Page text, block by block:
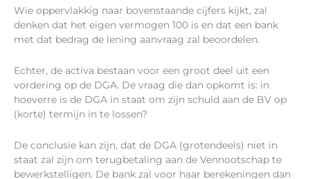
Wie oppervlakkig naar bovenstaande cijfers kijkt, zal
denken dat het eigen vermogen 100 is en dat een bank
met dat bedrag de lening aanvraag zal beoordelen.
Echter, de activa bestaan voor een groot deel uit een
vordering op de DGA. De vraag die dan opkomt is: in
hoeverre is de DGA in staat om zijn schuld aan de BV op
(korte) termijn in te lossen?
De conclusie kan zijn, dat de DGA (grotendeels) niet in
staat zal zijn om terugbetaling aan de Vennootschap te
bewerkstelligen. De bank zal voor haar berekeningen dan